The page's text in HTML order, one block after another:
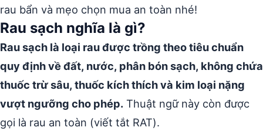
rau bẩn và mẹo chọn mua an toàn nhé!
Rau sạch nghĩa là gì?
Rau sạch là loại rau được trồng theo tiêu chuẩn
quy định về đất, nước, phân bón sạch, không chứa
thuốc trừ sâu, thuốc kích thích và kim loại nặng
vượt ngưỡng cho phép. Thuật ngữ này còn được
gọi là rau an toàn (viết tắt RAT).